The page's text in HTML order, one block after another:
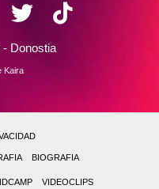
- Donostia
Kaira
BIOGRAFIA
VIDEOCLIPS